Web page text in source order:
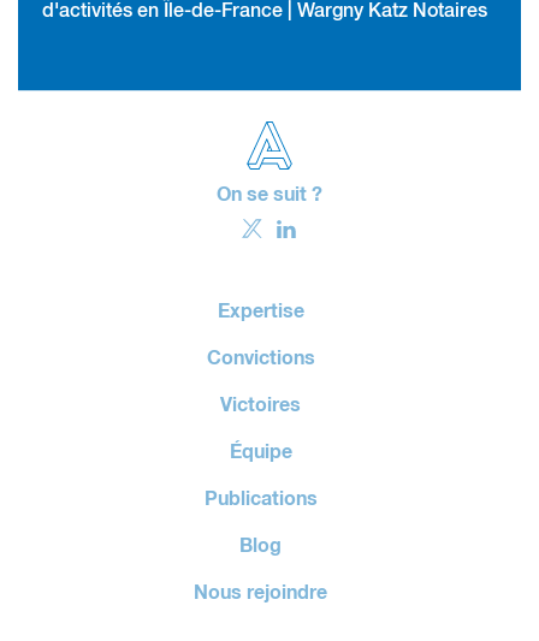
d'activités en Île-de-France | Wargny Katz Notaires
On se suit ?
Expertise
Convictions
Victoires
Équipe
Publications
Blog
Nous rejoindre